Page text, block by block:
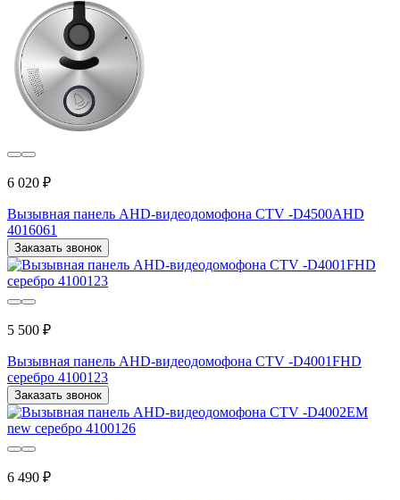
6 020 ₽
Вызывная панель AHD-видеодомофона CTV -D4500AHD
4016061
Заказать звонок
5 500 ₽
Вызывная панель AHD-видеодомофона CTV -D4001FHD
серебро 4100123
Заказать звонок
6 490 ₽